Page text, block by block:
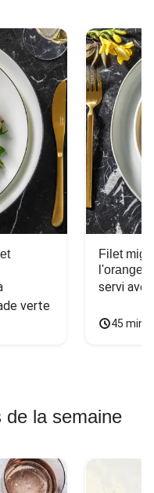
verte
Filet
l'orange
servi
45
de la semaine